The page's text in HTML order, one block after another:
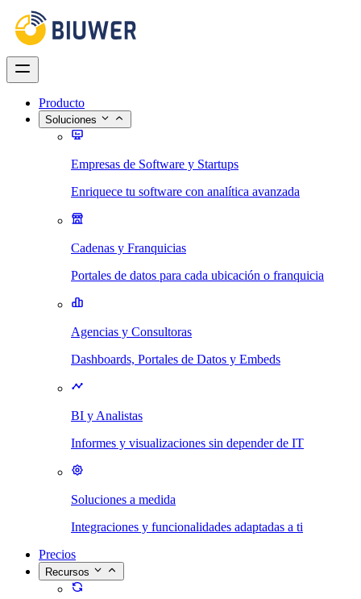
Producto
Soluciones
Empresas de Software y Startups
Enriquece tu software con analítica avanzada
Cadenas y Franquicias
Portales de datos para cada ubicación o franquicia
Agencias y Consultoras
Dashboards, Portales de Datos y Embeds
BI y Analistas
Informes y visualizaciones sin depender de IT
Soluciones a medida
Integraciones y funcionalidades adaptadas a ti
Precios
Recursos